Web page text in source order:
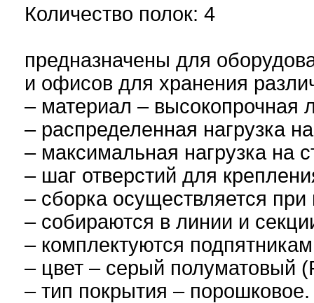
Количество полок: 4
предназначены для
и офисов для хранения
– материал – высокопрочная
– распределенная нагрузка
– максимальная нагрузка на
– шаг отверстий для
– сборка осуществляется
– собираются в линии и
– комплектуются
– цвет – серый полуматовый
– тип покрытия – порошковое.